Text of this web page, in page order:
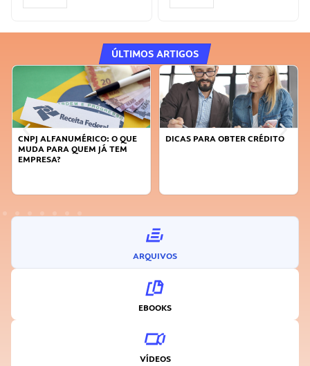
ÚLTIMOS ARTIGOS
CNPJ ALFANUMÉRICO: O QUE
MUDA PARA QUEM JÁ TEM
EMPRESA?
DICAS PARA OBTER CRÉDITO
ARQUIVOS
EBOOKS
VÍDEOS